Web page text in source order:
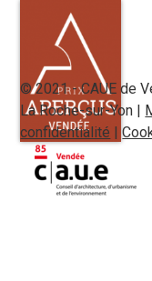
© 2021 - CAUE de
La Roche-sur-Yon |
confidentialité |